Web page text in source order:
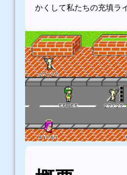
かくして私たちの充填ラ